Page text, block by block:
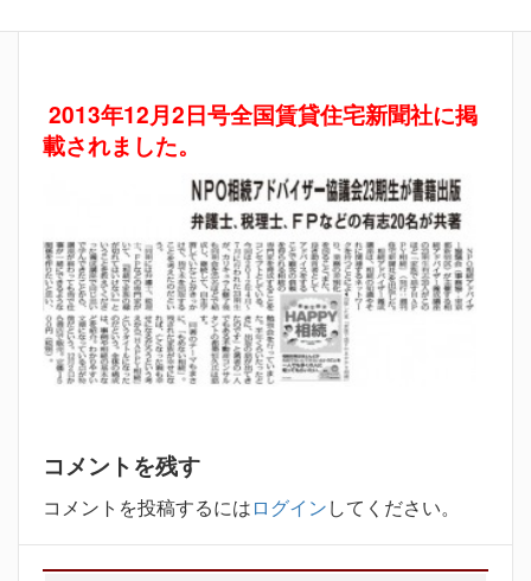
2013年12月2日号全国賃貸住宅新聞社に掲
載されました。
コメントを残す
コメントを投稿するにはログインしてください。